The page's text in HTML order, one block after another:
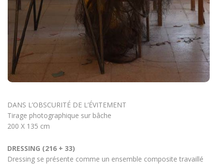
DANS L’OBSCURITÉ DE L’ÉVITEMENT
Tirage photographique sur bâche
200 X 135 cm
DRESSING (216 + 33)
Dressing se présente comme un ensemble composite travaillé